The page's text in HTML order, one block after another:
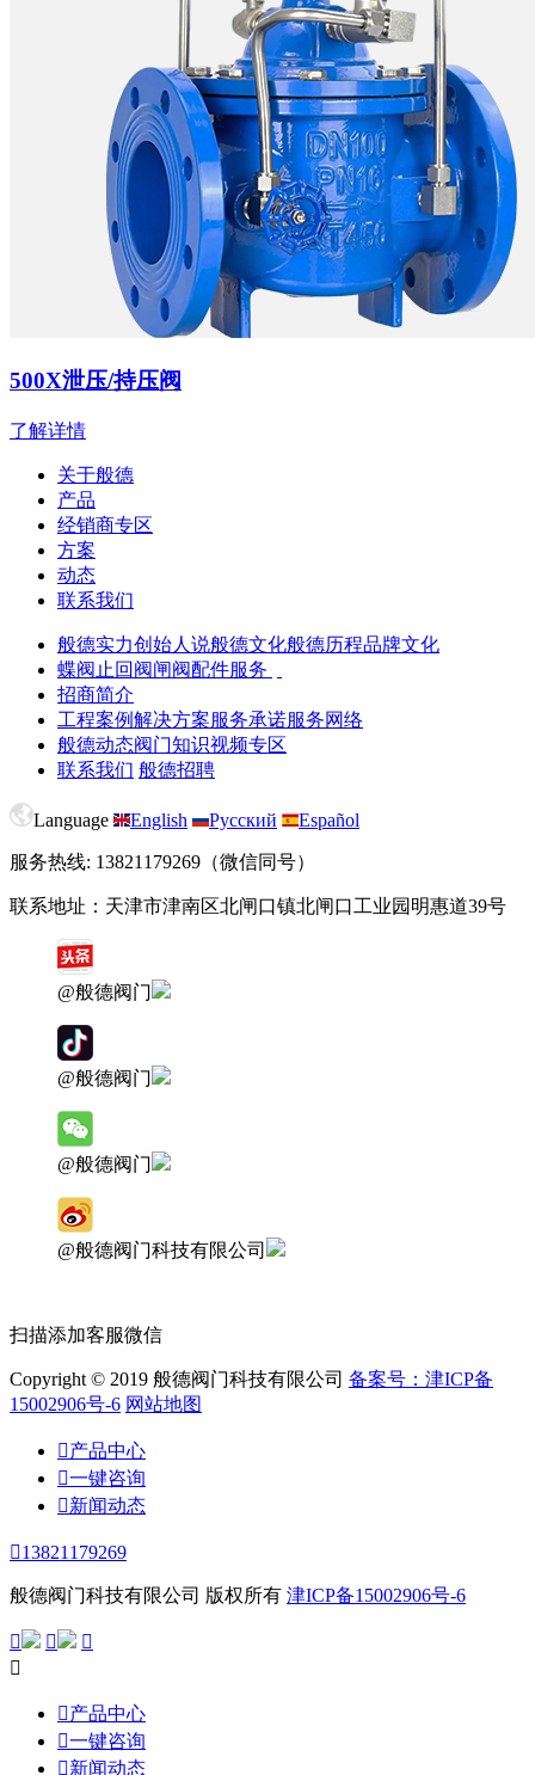
500X泄压/持压阀
了解详情
关于般德
产品
经销商专区
方案
动态
联系我们
般德实力创始人说般德文化般德历程品牌文化
蝶阀 止回阀闸阀配件服务
招商简介
工程案例解决方案服务承诺服务网络
般德动态阀门知识视频专区
联系我们 般德招聘
Language English Русский Español
服务热线: 13821179269（微信同号）
联系地址：天津市津南区北闸口镇北闸口工业园明惠道39号
@般德阀门
@般德阀门
@般德阀门
@般德阀门科技有限公司
扫描添加客服微信
Copyright © 2019 般德阀门科技有限公司 备案号：津ICP备
15002906号-6 网站地图
产品中心
一键咨询
新闻动态
13821179269
般德阀门科技有限公司 版权所有 津ICP备15002906号-6
 


产品中心
一键咨询
新闻动态